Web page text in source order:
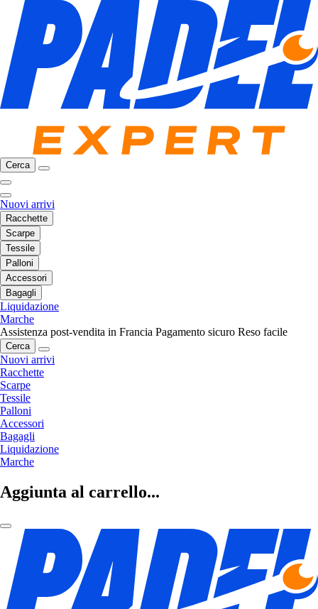
Cerca
Nuovi arrivi
Racchette
Scarpe
Tessile
Palloni
Accessori
Bagagli
Liquidazione
Marche
Assistenza post-vendita in Francia Pagamento sicuro Reso facile
Cerca
Nuovi arrivi
Racchette
Scarpe
Tessile
Palloni
Accessori
Bagagli
Liquidazione
Marche
Aggiunta al carrello...